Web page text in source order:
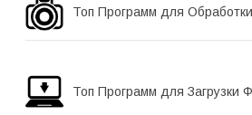
Топ Программ для
Топ Программ для Загрузки